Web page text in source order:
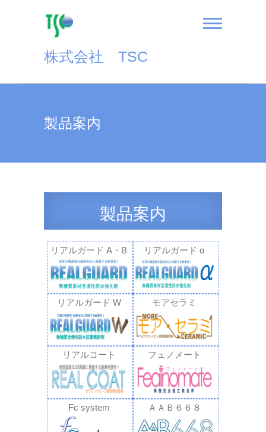
株式会社 TSC
製品案内
製品案内
リアルガード A・B リアルガード α
リアルガード W モアセラミ
リアルコート フェノメート
Fc system ＡＡＢ６６８